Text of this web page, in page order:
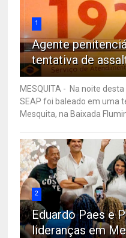
1
Agente
tentativa de
MESQUITA - Na noite
SEAP foi baleado em uma
Mesquita, na Baixada
2
Eduardo Paes e
lideranças em